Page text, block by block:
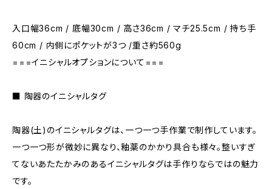
入口幅36cm / 底幅30cm / 高さ36cm / マチ25.5cm / 持ち手
60cm / 内側にポケットが3つ /重さ約560g
===イニシャルオプションについて===
■ 陶器のイニシャルタグ
陶器(土)のイニシャルタグは、一つ一つ手作業で制作しています。
一つ一つ形が微妙に異なり、釉薬のかかり具合も様々。整いすぎ
てないあたたかみのあるイニシャルタグは手作りならではの魅力
です。